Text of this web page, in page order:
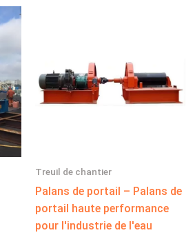
Treuil de chantier
Palans de portail – Palans de
portail haute performance
pour l'industrie de l'eau